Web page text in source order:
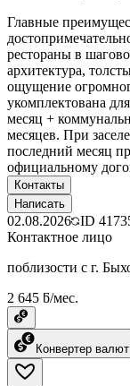
Главные
рестораны в
архитектура,
ощущение
укомплектована
месяц +
месяцев. При
последний месяц
официальному
Контакты
Написать
02.08.2026 ID
Контактное лицо
поблизости с г.
2 645 ƃ/мес.
Конвертер валют